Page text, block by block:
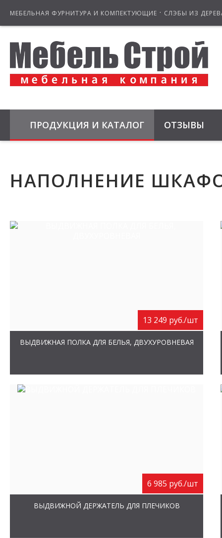
МЕБЕЛЬНАЯ ФУРНИТУРА И КОМПЕКТУЮЩИЕ · СЛЭБЫ ИЗ
ПРОДУКЦИЯ И КАТАЛОГ ОТЗЫВЫ
НАПОЛНЕНИЕ ШКАФОВ
13 249 руб./шт
ВЫДВИЖНАЯ ПОЛКА ДЛЯ БЕЛЬЯ, ДВУХУРОВНЕВАЯ
6 985 руб./шт
ВЫДВИЖНОЙ ДЕРЖАТЕЛЬ ДЛЯ ПЛЕЧИКОВ